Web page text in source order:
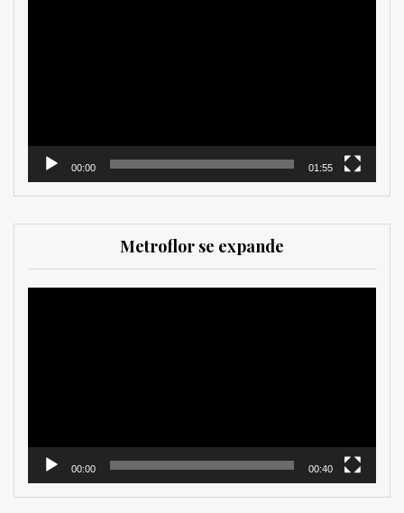
00:00 01:55
Metroflor se expande
00:00 00:40